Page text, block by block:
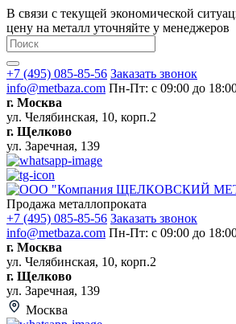
В связи с текущей экономической
цену на металл уточняйте у менеджеров
+7 (495) 085-85-56 Заказать звонок
info@metbaza.com Пн-Пт: с 09:00 до
г. Москва
ул. Челябинская, 10, корп.2
г. Щелково
ул. Заречная, 139
Продажа металлопроката
+7 (495) 085-85-56 Заказать звонок
info@metbaza.com Пн-Пт: с 09:00 до
г. Москва
ул. Челябинская, 10, корп.2
г. Щелково
ул. Заречная, 139
Москва